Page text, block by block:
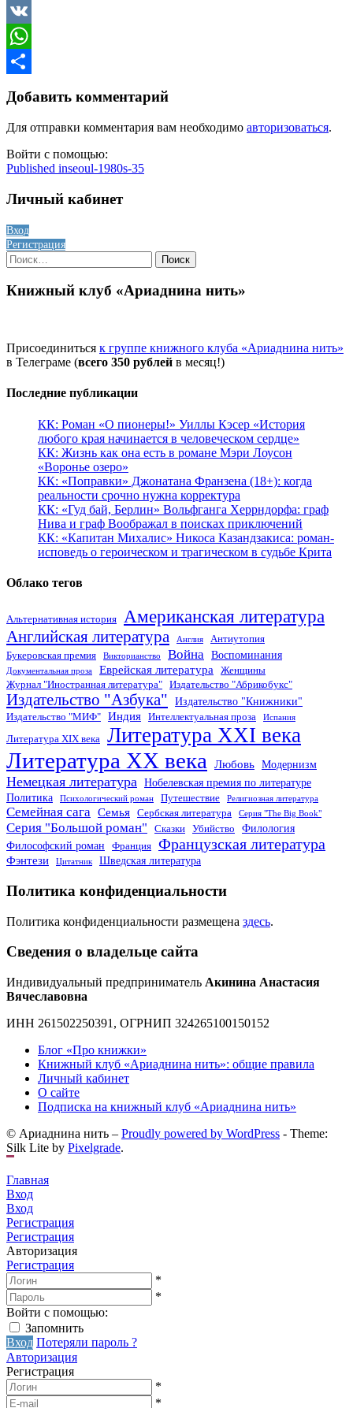
Viber
VK
WhatsApp
Добавить комментарий
Для отправки комментария вам необходимо авторизоваться.
Войти с помощью:
Навигация
по
Published inseoul-1980s-35
Личный кабинет
Вход
Регистрация
Найти:
Книжный клуб «Ариаднина нить»
Присоединиться к группе книжного клуба «Ариаднина нить»
в Телеграме (всего 350 рублей в месяц!)
Последние публикации
КК: Роман «О пионеры!» Уиллы Кэсер «История
любого края начинается в человеческом сердце»
КК: Жизнь как она есть в романе Мэри Лоусон
«Воронье озеро»
КК: «Поправки» Джонатана Франзена (18+): когда
реальности срочно нужна корректура
КК: «Гуд бай, Берлин» Вольфганга Херрндорфа: граф
Нива и граф Воображал в поисках приключений
КК: «Капитан Михалис» Никоса Казандзакиса: роман-
исповедь о героическом и трагическом в судьбе Крита
Облако тегов
Альтернативная история Американская литература
Английская литература Англия
Антиутопия
Букеровская премия
Викторианство Война Воспоминания
Документальная проза Еврейская литература
Женщины
Журнал "Иностранная литература"
Издательство "Абрикобукс"
Издательство "Азбука" Издательство "Книжники"
Издательство "МИФ" Индия Интеллектуальная проза Испания
Литература XIX века Литература XXI века
Литература XX века Любовь Модернизм
Немецкая литература Нобелевская премия по литературе
Политика
Психологический роман Путешествие Религиозная литература
Семейная сага Семья Сербская литература Серия "The Big Book"
Серия "Большой роман" Сказки Убийство
Филология
Философский роман
Франция Французская литература
Фэнтези Цитатник Шведская литература
Политика конфиденциальности
Политика конфиденциальности размещена здесь.
Сведения о владельце сайта
Индивидуальный предприниматель Акинина Анастасия
Вячеславовна
ИНН 261502250391, ОГРНИП 324265100150152
Блог «Про книжки»
Книжный клуб «Ариаднина нить»: общие правила
Личный кабинет
О сайте
Подписка на книжный клуб «Ариаднина нить»
© Ариаднина нить – Proudly powered by WordPress - Theme:
Silk Lite by Pixelgrade.
Главная
Вход
Вход
Регистрация
Регистрация
Авторизация
Регистрация
*
*
Войти с помощью:
Запомнить
Вход Потеряли пароль ?
Авторизация
Регистрация
*
*